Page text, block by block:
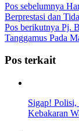
Pos sebelumnya
Berprestasi dan
Pos berikutnya Pj.
Tanggamus Pada
Pos terkait
Sigap!
Kebakaran